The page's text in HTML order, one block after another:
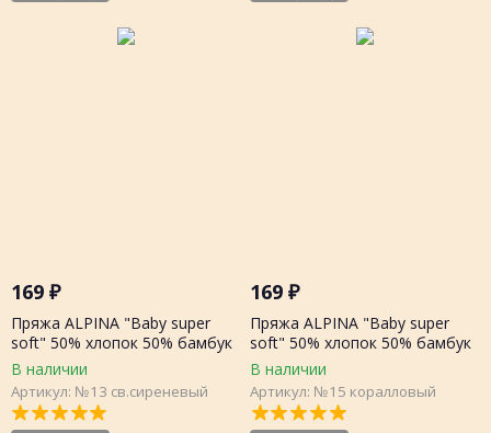
169 ₽
Пряжа ALPINA "Baby super
soft" 50% хлопок 50% бамбук
50г 150 метров, шт.
В наличии
Артикул: №13 св.сиреневый
169₽
Пряжа ALPINA "Baby super
soft" 50% хлопок 50% бамбук
50г 150 метров, шт.
В наличии
Артикул: №15 коралловый